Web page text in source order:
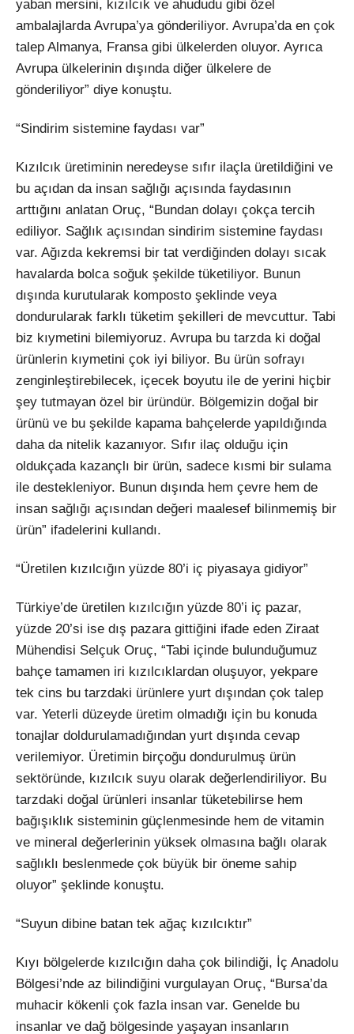
yaban mersini, kızılcık ve ahududu gibi özel
ambalajlarda Avrupa’ya gönderiliyor. Avrupa’da en çok
talep Almanya, Fransa gibi ülkelerden oluyor. Ayrıca
Avrupa ülkelerinin dışında diğer ülkelere de
gönderiliyor” diye konuştu.
“Sindirim sistemine faydası var”
Kızılcık üretiminin neredeyse sıfır ilaçla üretildiğini ve
bu açıdan da insan sağlığı açısında faydasının
arttığını anlatan Oruç, “Bundan dolayı çokça tercih
ediliyor. Sağlık açısından sindirim sistemine faydası
var. Ağızda kekremsi bir tat verdiğinden dolayı sıcak
havalarda bolca soğuk şekilde tüketiliyor. Bunun
dışında kurutularak komposto şeklinde veya
dondurularak farklı tüketim şekilleri de mevcuttur. Tabi
biz kıymetini bilemiyoruz. Avrupa bu tarzda ki doğal
ürünlerin kıymetini çok iyi biliyor. Bu ürün sofrayı
zenginleştirebilecek, içecek boyutu ile de yerini hiçbir
şey tutmayan özel bir üründür. Bölgemizin doğal bir
ürünü ve bu şekilde kapama bahçelerde yapıldığında
daha da nitelik kazanıyor. Sıfır ilaç olduğu için
oldukçada kazançlı bir ürün, sadece kısmi bir sulama
ile destekleniyor. Bunun dışında hem çevre hem de
insan sağlığı açısından değeri maalesef bilinmemiş bir
ürün” ifadelerini kullandı.
“Üretilen kızılcığın yüzde 80’i iç piyasaya gidiyor”
Türkiye’de üretilen kızılcığın yüzde 80’i iç pazar,
yüzde 20’si ise dış pazara gittiğini ifade eden Ziraat
Mühendisi Selçuk Oruç, “Tabi içinde bulunduğumuz
bahçe tamamen iri kızılcıklardan oluşuyor, yekpare
tek cins bu tarzdaki ürünlere yurt dışından çok talep
var. Yeterli düzeyde üretim olmadığı için bu konuda
tonajlar doldurulamadığından yurt dışında cevap
verilemiyor. Üretimin birçoğu dondurulmuş ürün
sektöründe, kızılcık suyu olarak değerlendiriliyor. Bu
tarzdaki doğal ürünleri insanlar tüketebilirse hem
bağışıklık sisteminin güçlenmesinde hem de vitamin
ve mineral değerlerinin yüksek olmasına bağlı olarak
sağlıklı beslenmede çok büyük bir öneme sahip
oluyor” şeklinde konuştu.
“Suyun dibine batan tek ağaç kızılcıktır”
Kıyı bölgelerde kızılcığın daha çok bilindiği, İç Anadolu
Bölgesi’nde az bilindiğini vurgulayan Oruç, “Bursa’da
muhacir kökenli çok fazla insan var. Genelde bu
insanlar ve dağ bölgesinde yaşayan insanların